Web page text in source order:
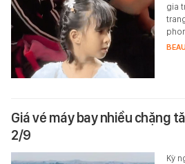
gia
Giá vé máy bay nhiều chặng
2/9
Kỳ